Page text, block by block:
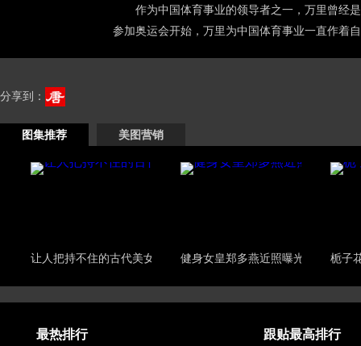
作为中国体育事业的领导者之一，万里曾经
参加奥运会开始，万里为中国体育事业一直作着
分享到：
图集推荐 美图营销
让人把持不住的古代美女 健身女皇郑多燕近照曝光 栀子
最热排行 跟贴最高排行